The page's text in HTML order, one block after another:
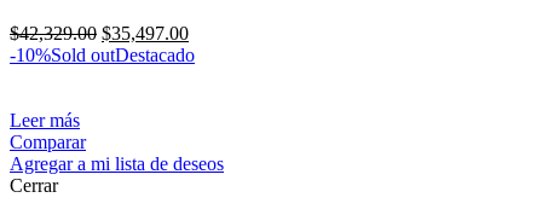
$42,329.00 $35,497.00
-10%Sold outDestacado
Leer más
Comparar
Agregar a mi lista de deseos
Cerrar